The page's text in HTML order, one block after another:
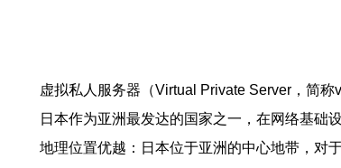
虚拟私人服务器（Virtual Private Server，简
日本作为亚洲最发达的国家之一，在网络基础
地理位置优越：日本位于亚洲的中心地带，对